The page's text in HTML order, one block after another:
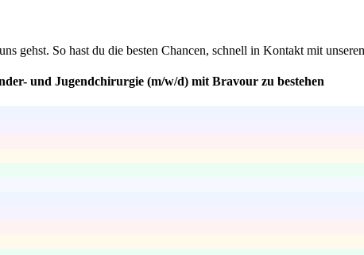
gehst. So hast du die besten Chancen, schnell in Kontakt mit
und Jugendchirurgie (m/w/d) mit Bravour zu bestehen